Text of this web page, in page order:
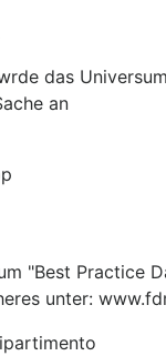
das
an
"Best Practice
unter: